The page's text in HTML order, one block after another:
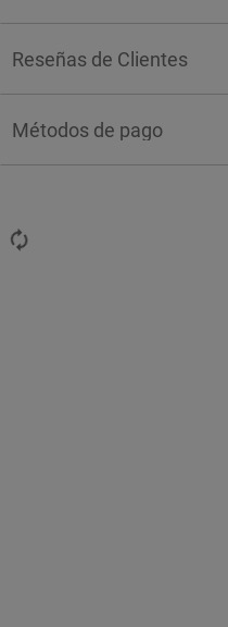
Reseñas de Clientes
Métodos de pago